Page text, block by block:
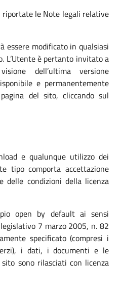
riportate le Note legali relative
essere modificato in qualsiasi
L’Utente è pertanto invitato a
dell’ultima versione
e permanentemente
del sito, cliccando sul
e qualunque utilizzo dei
tipo comporta accettazione
delle condizioni della licenza
open by default ai sensi
7 marzo 2005, n. 82
specificato (compresi i
i dati, i documenti e le
sono rilasciati con licenza